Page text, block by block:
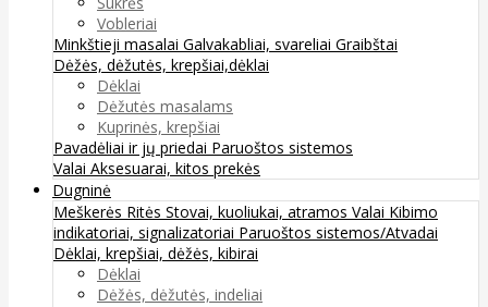
Vobleriai
Minkštieji masalai Galvakabliai, svareliai Graibštai
Dėžės, dėžutės, krepšiai,dėklai
Dėklai
Dėžutės masalams
Kuprinės, krepšiai
Pavadėliai ir jų priedai Paruoštos sistemos
Valai Aksesuarai, kitos prekės
Dugninė
Meškerės Ritės Stovai, kuoliukai, atramos Valai Kibimo
indikatoriai, signalizatoriai Paruoštos sistemos/Atvadai
Dėklai, krepšiai, dėžės, kibirai
Dėklai
Dėžės, dėžutės, indeliai